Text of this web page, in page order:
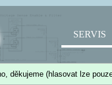
SERVIS
děkujeme (hlasovat lze